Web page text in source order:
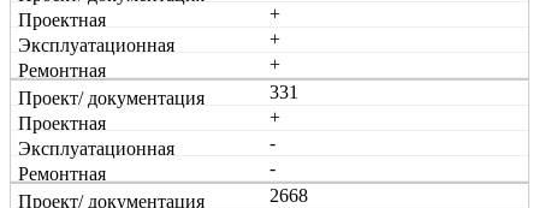
+
+
+
331
+
-
-
2668